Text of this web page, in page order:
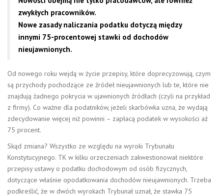
zwykłych pracowników.
Nowe zasady naliczania podatku dotyczą między
innymi 75-procentowej stawki od dochodów
nieujawnionych.
Od nowego roku wejdą w życie przepisy, które doprecyzowują, czym
są przychody pochodzące ze źródeł nieujawnionych lub te, które nie
znajdują żadnego pokrycia w ujawnionych źródłach (czyli na przykład
z firmy). Co ważne dla podatników, jeżeli skarbówka uzna, że wydają
zdecydowanie więcej niż powinni – zapłacą podatek w wysokości aż
75 procent.
Skąd zmiana? Wszystko ze względu na wyroki Trybunału
Konstytucyjnego. TK w kilku orzeczeniach zakwestionował niektóre
przepisy ustawy o podatku dochodowym od osób fizycznych,
dotyczące właśnie opodatkowania dochodów nieujawnionych. Trzeba
podkreślić, że w dwóch wyrokach Trybunał uznał, że stawka 75